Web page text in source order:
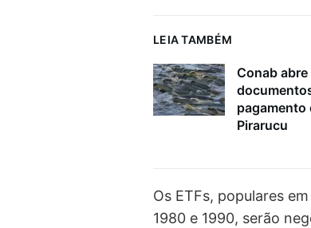
LEIA TAMBÉM
Conab
pagamento
Pirarucu
Os ETFs, populares
1980 e 1990, serão